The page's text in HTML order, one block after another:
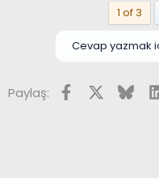
1 of 3
Cevap yazmak
Paylaş: Facebook
X